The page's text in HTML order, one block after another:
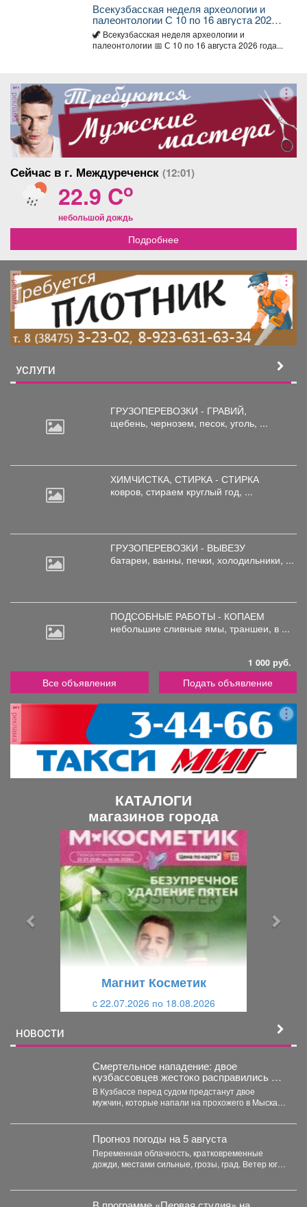
Всекузбасская неделя археологии и
палеонтологии С 10 по 16 августа 2026
года в музеях Кузбасса пройдет Неделя
археологии и палеонтологии,
приуроченная ко Дню археолога (15
🦖 Всекузбасская неделя археологии и
палеонтологии 📅 С 10 по 16 августа 2026 года...
реклама
Сейчас в г. Междуреченск (12:01)
22.9 Co
небольшой дождь
Подробнее
реклама
УСЛУГИ
ГРУЗОПЕРЕВОЗКИ - ГРАВИЙ,
щебень, чернозем, песок, уголь, ...
ХИМЧИСТКА, СТИРКА - СТИРКА
ковров, стираем круглый год, ...
ГРУЗОПЕРЕВОЗКИ - ВЫВЕЗУ
батареи, ванны, печки, холодильники, ...
ПОДСОБНЫЕ РАБОТЫ - КОПАЕМ
небольшие сливные ямы, траншеи, в ...
1 000 руб.
Все объявления Подать объявление
реклама
КАТАЛОГИ
магазинов города
Магнит Косметик
c 22.07.2026 по 18.08.2026
НОВОСТИ
Смертельное нападение: двое
кузбассовцев жестоко расправились с
прохожим
В Кузбассе перед судом предстанут двое
мужчин, которые напали на прохожего в Мысках
Прогноз погоды на 5 августа
Переменная облачность, кратковременные
дожди, местами сильные, грозы, град. Ветер юго-